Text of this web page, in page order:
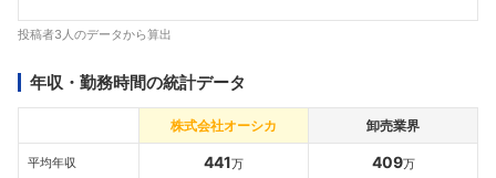
投稿者3人のデータから算出
年収・勤務時間の統計データ
株式会社オーシカ 卸売業界
平均年収 441万 409万